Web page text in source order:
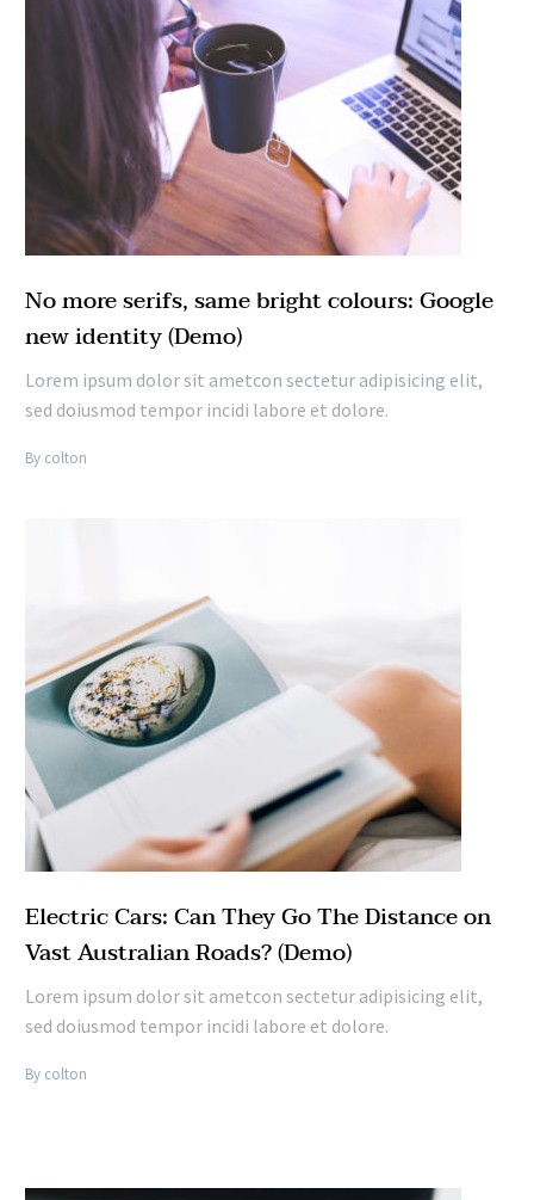
No more serifs, same bright colours: Google
new identity (Demo)
Lorem ipsum dolor sit ametcon sectetur adipisicing elit,
sed doiusmod tempor incidi labore et dolore.
By colton
Electric Cars: Can They Go The Distance on
Vast Australian Roads? (Demo)
Lorem ipsum dolor sit ametcon sectetur adipisicing elit,
sed doiusmod tempor incidi labore et dolore.
By colton